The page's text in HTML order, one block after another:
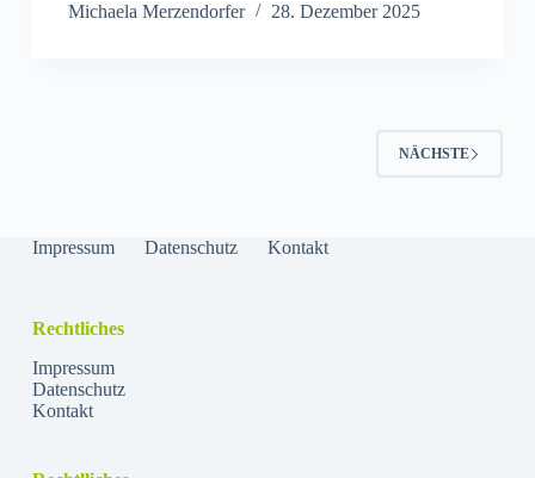
Michaela Merzendorfer 28. Dezember 2025
NÄCHSTE
Impressum Datenschutz Kontakt
Rechtliches
Impressum
Datenschutz
Kontakt